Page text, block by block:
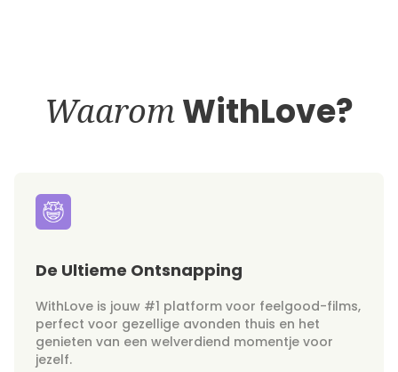
WaaromWithLove?
De Ultieme Ontsnapping
WithLove is jouw #1 platform voor feelgood-films,
perfect voor gezellige avonden thuis en het
genieten van een welverdiend momentje voor
jezelf.